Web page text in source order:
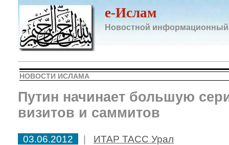
e-Ислам
Новостной информационный
НОВОСТИ ИСЛАМА
Путин начинает большую
визитов и саммитов
03.06.2012 | ИТАР ТАСС Урал